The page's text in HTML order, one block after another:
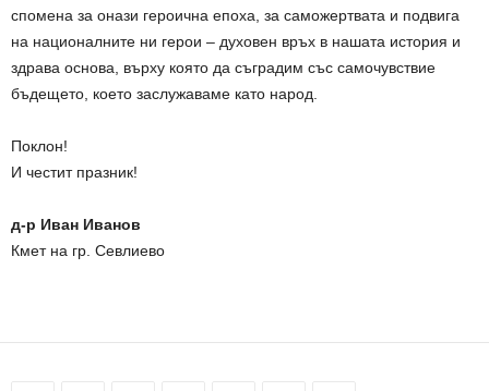
спомена за онази героична епоха, за саможертвата и подвига
на националните ни герои – духовен връх в нашата история и
здрава основа, върху която да съградим със самочувствие
бъдещето, което заслужаваме като народ.
Поклон!
И честит празник!
д-р Иван Иванов
Кмет на гр. Севлиево